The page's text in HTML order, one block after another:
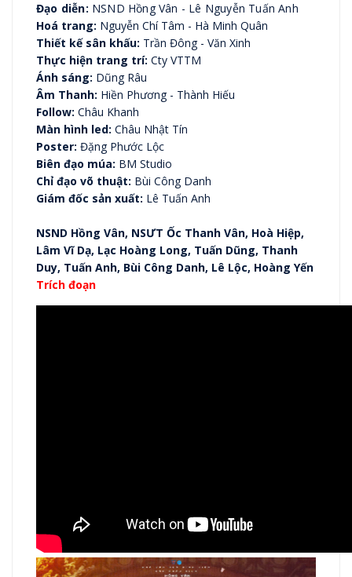
Đạo diễn: NSND Hồng Vân - Lê Nguyễn Tuấn Anh
Hoá trang: Nguyễn Chí Tâm - Hà Minh Quân
Thiết kế sân khấu: Trần Đông - Văn Xinh
Thực hiện trang trí: Cty VTTM
Ánh sáng: Dũng Râu
Âm Thanh: Hiền Phương - Thành Hiếu
Follow: Châu Khanh
Màn hình led: Châu Nhật Tín
Poster: Đặng Phước Lộc
Biên đạo múa: BM Studio
Chỉ đạo võ thuật: Bùi Công Danh
Giám đốc sản xuất: Lê Tuấn Anh
NSND Hồng Vân, NSƯT Ốc Thanh Vân, Hoà Hiệp,
Lâm Vĩ Dạ, Lạc Hoàng Long, Tuấn Dũng, Thanh
Duy, Tuấn Anh, Bùi Công Danh, Lê Lộc, Hoàng Yến
Trích đoạn